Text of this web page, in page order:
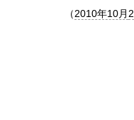
（2010年10月